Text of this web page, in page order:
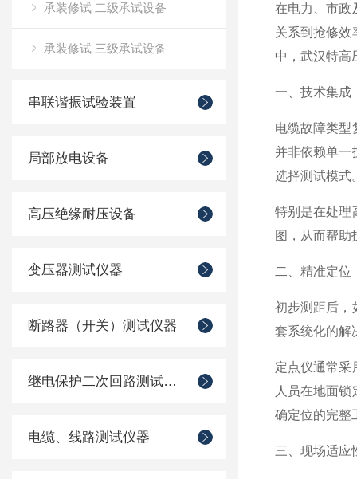
承装修试 二级承试设备
承装修试 三级承试设备
串联谐振试验装置
局部放电设备
高压绝缘耐压设备
变压器测试仪器
断路器（开关）测试仪器
继电保护二次回路测试仪器
电缆、线路测试仪器
在电力、市政
关系到抢修效
中，武汉特高
一、技术集成
电缆故障类型
并非依赖单一
选择测试模式
特别是在处理
图，从而帮助
二、精准定位
初步测距后，
套系统化的解
定点仪通常采
人员在地面
确定位的完整
三、现场适应